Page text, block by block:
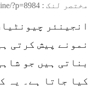
مختصر لنک : ?p=8984
انجینئر
نمونے پیش کرتی
بناتی ہیں جو
کیا جاتا ہے۔ یہ